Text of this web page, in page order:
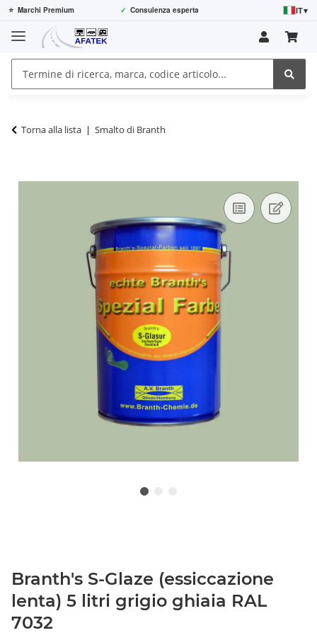
⭐ Marchi Premium ✓ Consulenza esperta IT▾
Torna alla lista Smalto di Branth
Branth's S-Glaze (essiccazione
lenta) 5 litri grigio ghiaia RAL
7032